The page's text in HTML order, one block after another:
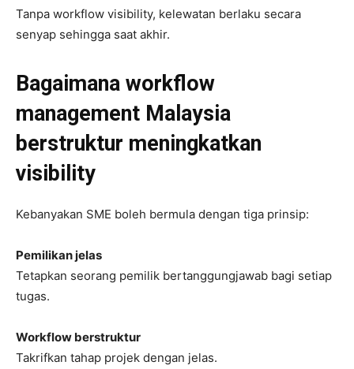
Tanpa workflow visibility, kelewatan berlaku secara
senyap sehingga saat akhir.
Bagaimana workflow
management Malaysia
berstruktur meningkatkan
visibility
Kebanyakan SME boleh bermula dengan tiga prinsip:
Pemilikan jelas
Tetapkan seorang pemilik bertanggungjawab bagi setiap
tugas.
Workflow berstruktur
Takrifkan tahap projek dengan jelas.